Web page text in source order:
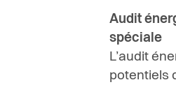
Audit
spéciale
L’audit
potentiels